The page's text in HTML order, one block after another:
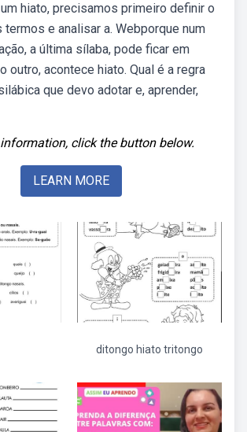
hiato, precisamos primeiro definir o
e analisar a. Webporque num
a última sílaba, pode ficar em
outro, acontece hiato. Qual é a regra
que devo adotar e, aprender,
click the button below.
LEARN MORE
ditongo hiato tritongo